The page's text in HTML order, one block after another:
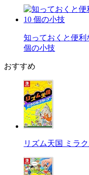
知っておくと便利
個の小技
おすすめ
リズム天国 ミラ